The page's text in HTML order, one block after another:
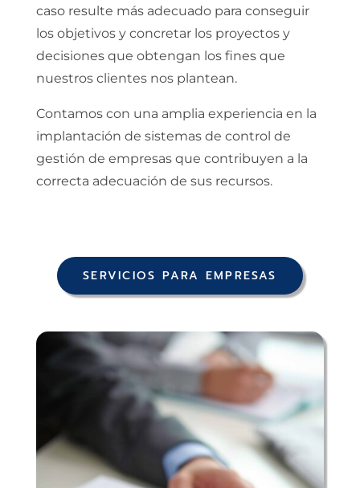
caso resulte más adecuado para conseguir
los objetivos y concretar los proyectos y
decisiones que obtengan los fines que
nuestros clientes nos plantean.
Contamos con una amplia experiencia en la
implantación de sistemas de control de
gestión de empresas que contribuyen a la
correcta adecuación de sus recursos.
SERVICIOS PARA EMPRESAS